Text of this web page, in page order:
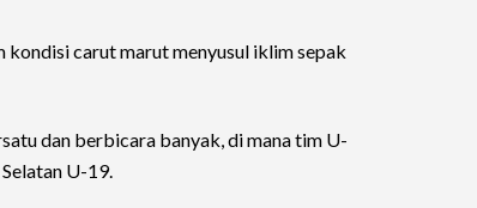
kondisi carut marut menyusul iklim sepak
dan berbicara banyak, di mana tim U-
U-19.